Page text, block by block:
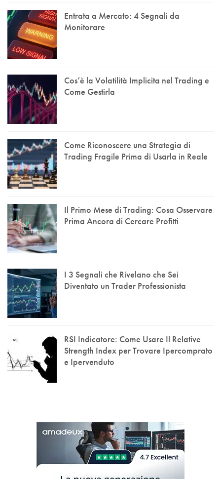
Entrata a Mercato: 4 Segnali da
Monitorare
Cos’è la Volatilità Implicita nel Trading e
Come Gestirla
Come Riconoscere una Strategia di
Trading Fragile Prima di Usarla in Reale
Il Primo Mese di Trading: Cosa Osservare
Prima Ancora di Cercare Profitti
I 3 Segnali che Rivelano che Sei
Diventato un Trader Professionista
RSI Indicatore: Come Usare Il Relative
Strength Index per Trovare Ipercomprato
e Ipervenduto